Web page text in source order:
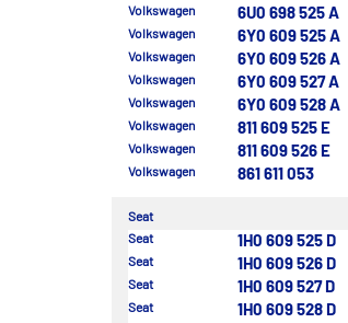
Volkswagen 6U0 698 525 A
Volkswagen 6Y0 609 525 A
Volkswagen 6Y0 609 526 A
Volkswagen 6Y0 609 527 A
Volkswagen 6Y0 609 528 A
Volkswagen 811 609 525 E
Volkswagen 811 609 526 E
Volkswagen 861 611 053
Seat
Seat
1H0 609 525 D
Seat 1H0 609 526 D
Seat 1H0 609 527 D
Seat 1H0 609 528 D